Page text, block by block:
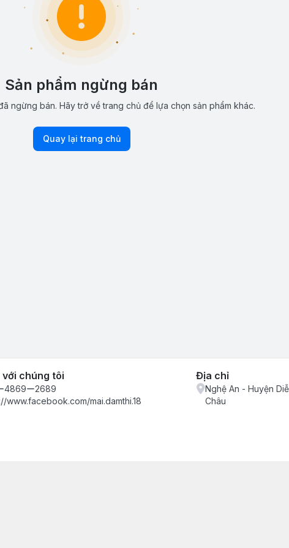
Sản phẩm ngừng bán
ngừng bán. Hãy trở về trang chủ để lựa chọn sản phẩm khác.
Quay lại trang chủ
với chúng tôi
4869ー2689
www.facebook.com/mai.damthi.18
Địa chỉ
Nghệ An - Huyện
Châu